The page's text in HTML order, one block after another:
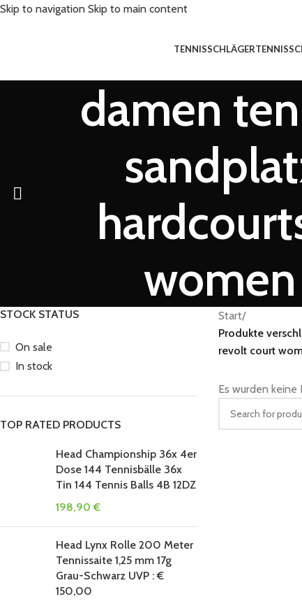
Skip to navigation Skip to main content
TENNISSCHLÄGER
damen
STOCK STATUS
On sale
In stock
TOP RATED PRODUCTS
Head Championship 36x 4er
Dose 144 Tennisbälle 36x
Tin 144 Tennis Balls 4B 12DZ
198,90€
Head Lynx Rolle 200 Meter
Tennissaite 1,25 mm 17g
Grau-Schwarz UVP : €
150,00
Start/
Produkte
revolt court
Es wurden